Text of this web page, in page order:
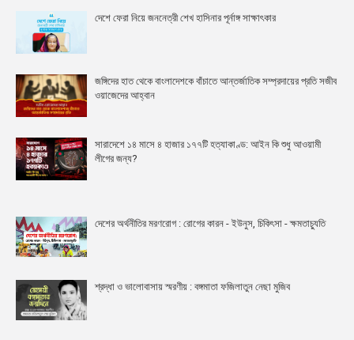
দেশে ফেরা নিয়ে জননেত্রী শেখ হাসিনার পূর্নাঙ্গ সাক্ষাৎকার
জঙ্গিদের হাত থেকে বাংলাদেশকে বাঁচাতে আন্তর্জাতিক সম্প্রদায়ের প্রতি সজীব
ওয়াজেদের আহ্বান
সারাদেশে ১৪ মাসে ৪ হাজার ১৭৭টি হত্যাকাণ্ড: আইন কি শুধু আওয়ামী
লীগের জন্য?
দেশের অর্থনীতির মরণরোগ : রোগের কারন - ইউনুস, চিকিৎসা - ক্ষমতাচ্যুতি
শ্রদ্ধা ও ভালোবাসায় স্মরণীয় : বঙ্গমাতা ফজিলাতুন নেছা মুজিব